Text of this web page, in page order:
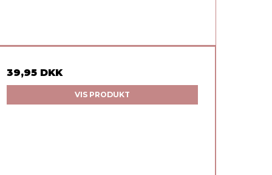
39,95 DKK
VIS PRODUKT